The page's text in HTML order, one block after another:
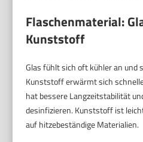
Flaschenmaterial:
Kunststoff
Glas fühlt sich oft kühler an und
Kunststoff erwärmt sich
hat bessere Langzeitstabilität
desinfizieren. Kunststoff ist
auf hitzebeständige Materialien.